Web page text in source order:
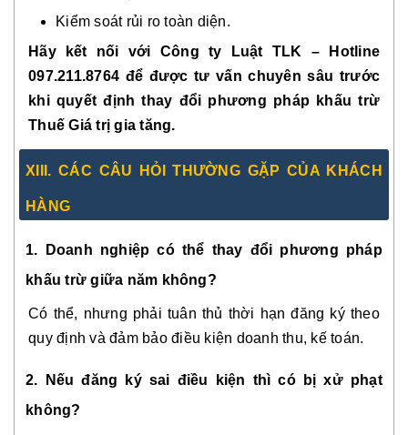
Kiểm soát rủi ro toàn diện.
Hãy kết nối với Công ty Luật TLK – Hotline
097.211.8764 để được tư vấn chuyên sâu trước
khi quyết định thay đổi phương pháp khấu trừ
Thuế Giá trị gia tăng.
XIII. CÁC CÂU HỎI THƯỜNG GẶP CỦA KHÁCH
HÀNG
1. Doanh nghiệp có thể thay đổi phương pháp
khấu trừ giữa năm không?
Có thể, nhưng phải tuân thủ thời hạn đăng ký theo
quy định và đảm bảo điều kiện doanh thu, kế toán.
2. Nếu đăng ký sai điều kiện thì có bị xử phạt
không?